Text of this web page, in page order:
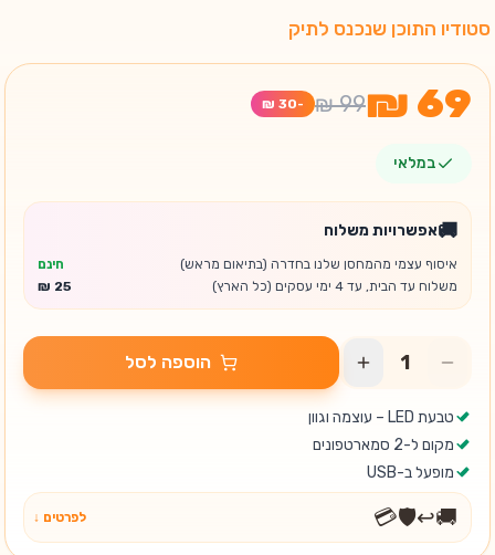
סטודיו התוכן שנכנס לתיק
-
במלאי
🚚אפשרויות משלוח
איסוף עצמי מהמחסן שלנו בחדרה (בתיאום מראש)
חינם
משלוח עד הבית, עד 4 ימי עסקים (כל הארץ)
הוספה לסל
טבעת LED – עוצמה וגוון
מקום ל-2 סמארטפונים
מופעל ב-USB
🚚
↩️
🛡️
💳 לפרטים ↓